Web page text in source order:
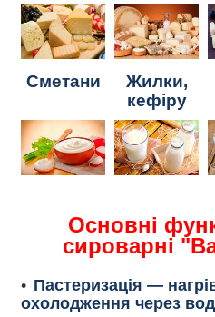
Сметани
Жилки,
кефіру
Основні
сироварні
Пастеризація —
охолодження через